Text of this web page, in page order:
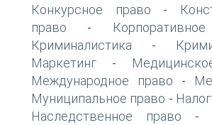
Конкурсное право -
право -
Криминалистика -
Маркетинг -
Международное право -
Муниципальное право -
Наследственное право -